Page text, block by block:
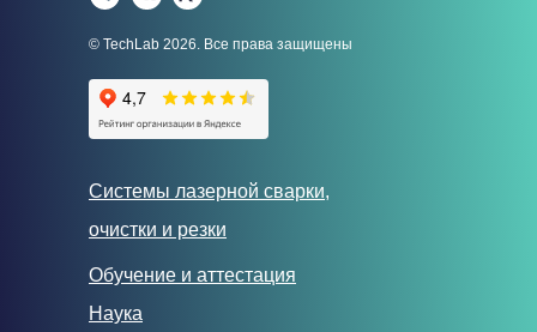
Системы лазерной сварки,
очистки и резки
Обучение и аттестация
Наука
© TechLab 2026. Все права защищены